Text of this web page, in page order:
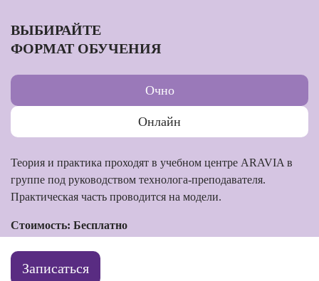
ВЫБИРАЙТЕ
ФОРМАТ ОБУЧЕНИЯ
Очно
Онлайн
Теория и практика проходят в учебном центре ARAVIA в
группе под руководством технолога-преподавателя.
Практическая часть проводится на модели.
Стоимость: Бесплатно
Записаться